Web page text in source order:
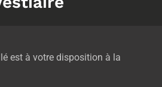
est à votre disposition à la